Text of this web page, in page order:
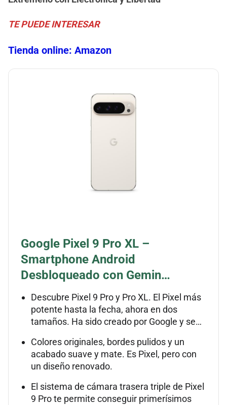
TE PUEDE INTERESAR
Tienda online: Amazon
Google Pixel 9 Pro XL –
Smartphone Android
Desbloqueado con Gemin…
Descubre Pixel 9 Pro y Pro XL. El Pixel más
potente hasta la fecha, ahora en dos
tamaños. Ha sido creado por Google y se…
Colores originales, bordes pulidos y un
acabado suave y mate. Es Pixel, pero con
un diseño renovado.
El sistema de cámara trasera triple de Pixel
9 Pro te permite conseguir primerísimos